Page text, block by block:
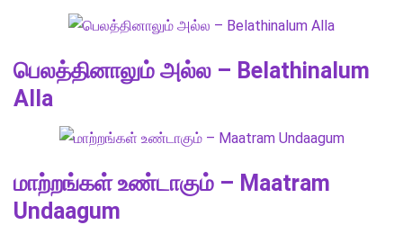
பெலத்தினாலும் அல்ல – Belathinalum
Alla
மாற்றங்கள் உண்டாகும் – Maatram
Undaagum